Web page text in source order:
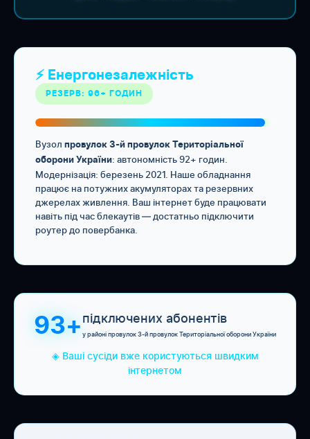
⚡ Енергонезалежність
РЕЗЕРВ: 96+ ГОДИН
Вузол провулок 3-й провулок Територіальної
оборони України: автономність 92+ годин.
Модернізація: березень 2021. Наше обладнання
працює на потужних акумуляторах та резервних
джерелах живлення. Ваш інтернет буде працювати
навіть під час блекаутів — достатньо підключити
роутер до повербанка.
93+підключених абонентів
у районі провулок 3-й провулок Територіальної оборони України
◈ Ваші сусіди вже користуються швидким
інтернетом